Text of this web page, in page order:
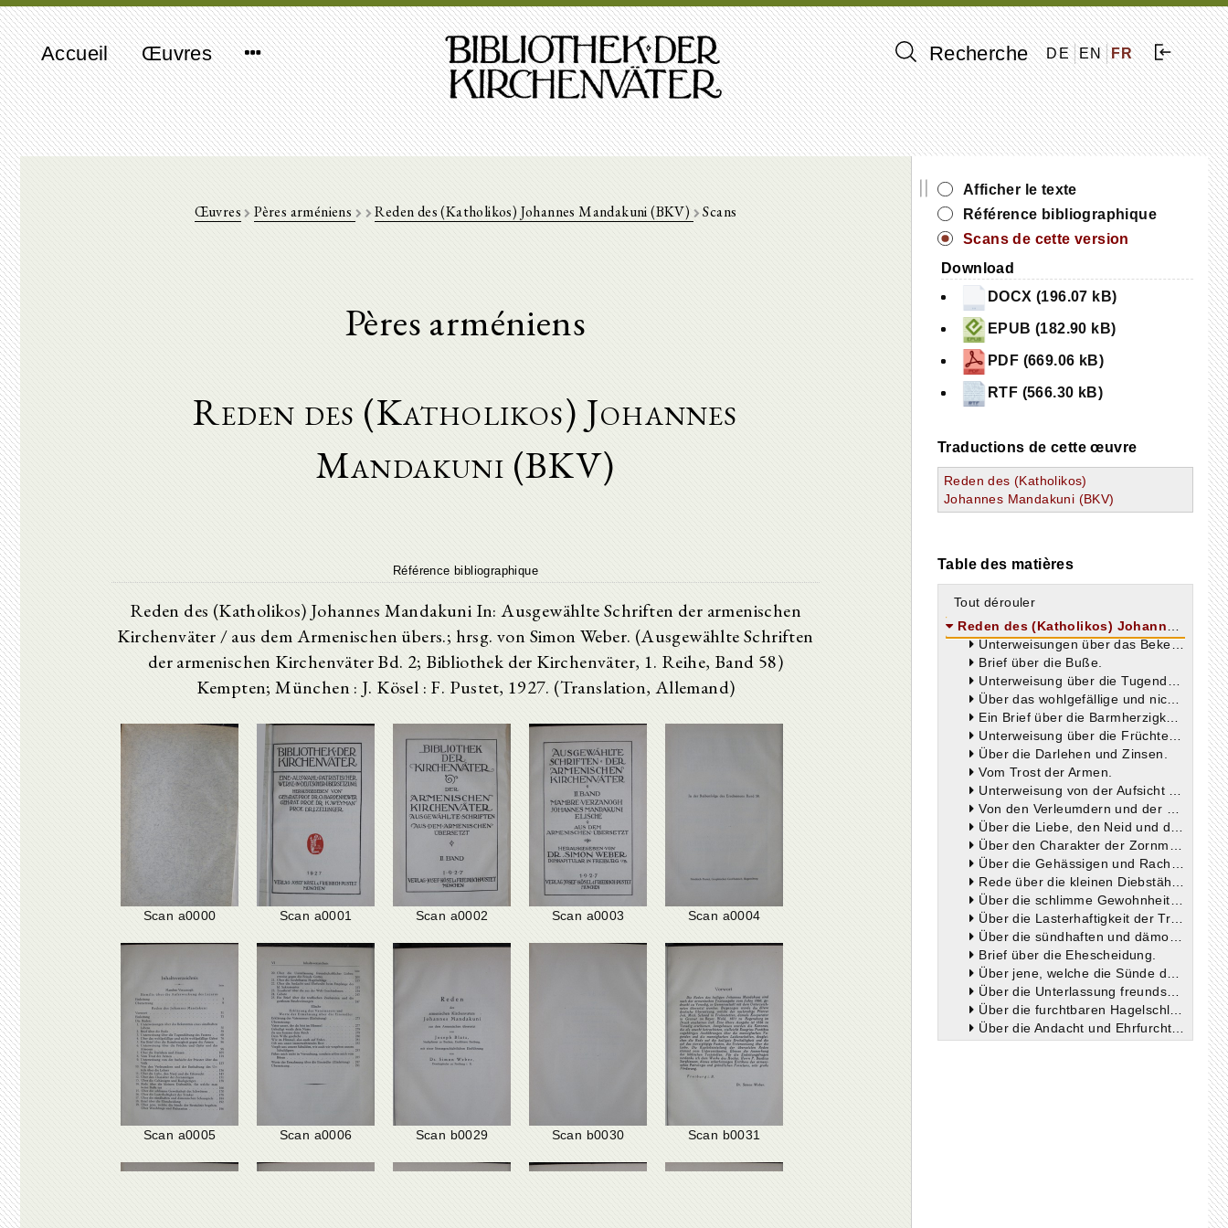
Accueil Œuvres Recherche DE EN FR
Œuvres Pères arméniens Reden des (Katholikos) Johannes Mandakuni (BKV) Scans
Pères arméniens
Reden des (Katholikos) Johannes
Mandakuni (BKV)
Référence bibliographique
Reden des (Katholikos) Johannes Mandakuni In: Ausgewählte Schriften der armenischen
Kirchenväter / aus dem Armenischen übers.; hrsg. von Simon Weber. (Ausgewählte Schriften
der armenischen Kirchenväter Bd. 2; Bibliothek der Kirchenväter, 1. Reihe, Band 58)
Kempten; München : J. Kösel : F. Pustet, 1927. (Translation, Allemand)
Scan a0000 Scan a0001 Scan a0002 Scan a0003 Scan a0004
Scan a0005 Scan a0006 Scan b0029 Scan b0030 Scan b0031
||
Afficher le texte
Référence bibliographique
Scans de cette version
Download
DOCX (196.07 kB)
EPUB (182.90 kB)
PDF (669.06 kB)
RTF (566.30 kB)
Traductions de cette œuvre
Reden des (Katholikos)
Johannes Mandakuni (BKV)
Table des matières
Tout dérouler
Reden des (Katholikos) Johannes Mandakuni
Unterweisungen über das Bekenntnis eines sündhaften Lebens.
Brief über die Buße.
Unterweisung über die Tugendübung des Fastens.
Über das wohlgefällige und nicht wohlgefällige Gebet.
Ein Brief über die Barmherzigkeit gegen die Armen.
Unterweisung über die Früchte und Opfer und das Almosen.
Über die Darlehen und Zinsen.
Vom Trost der Armen.
Unterweisung von der Aufsicht der Priester über das Volk.
Von den Verleumdern und der Enthaltung des Urteils über die Lehrer.
Über die Liebe, den Neid und die Eifersucht.
Über den Charakter der Zornmütigen.
Über die Gehässigen und Rachgierigen.
Rede über die kleinen Diebstähle, für welche man keine Buße tut.
Über die schlimme Gewohnheit des Schwörens.
Über die Lasterhaftigkeit der Trinker.
Über die sündhaften und dämonischen Schauspiele.
Brief über die Ehescheidung.
Über jene, welche die Sünde der Bestialität begehen. Über Weichlinge und Päderasten.
Über die Unterlassung freundschaftlicher Liebeserweise gegen die Feinde Gottes.
Über die furchtbaren Hagelschläge.
Über die Andacht und Ehrfurcht beim Empfange des heiligen Sakramentes.